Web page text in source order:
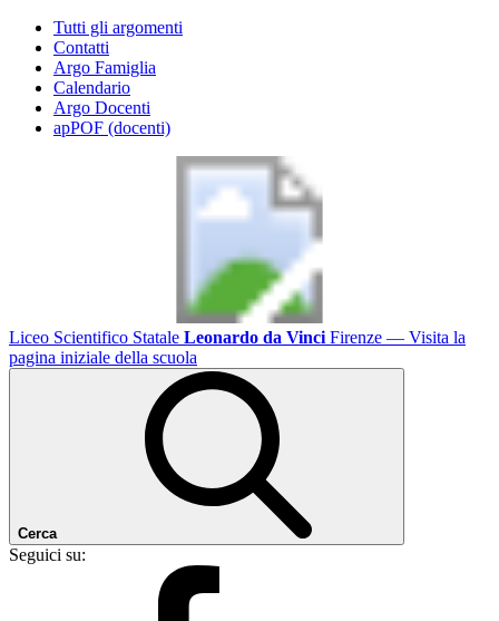
Tutti gli argomenti
Contatti
Argo Famiglia
Calendario
Argo Docenti
apPOF (docenti)
Liceo Scientifico Statale Leonardo da Vinci Firenze — Visita la
pagina iniziale della scuola
Cerca
Seguici su: